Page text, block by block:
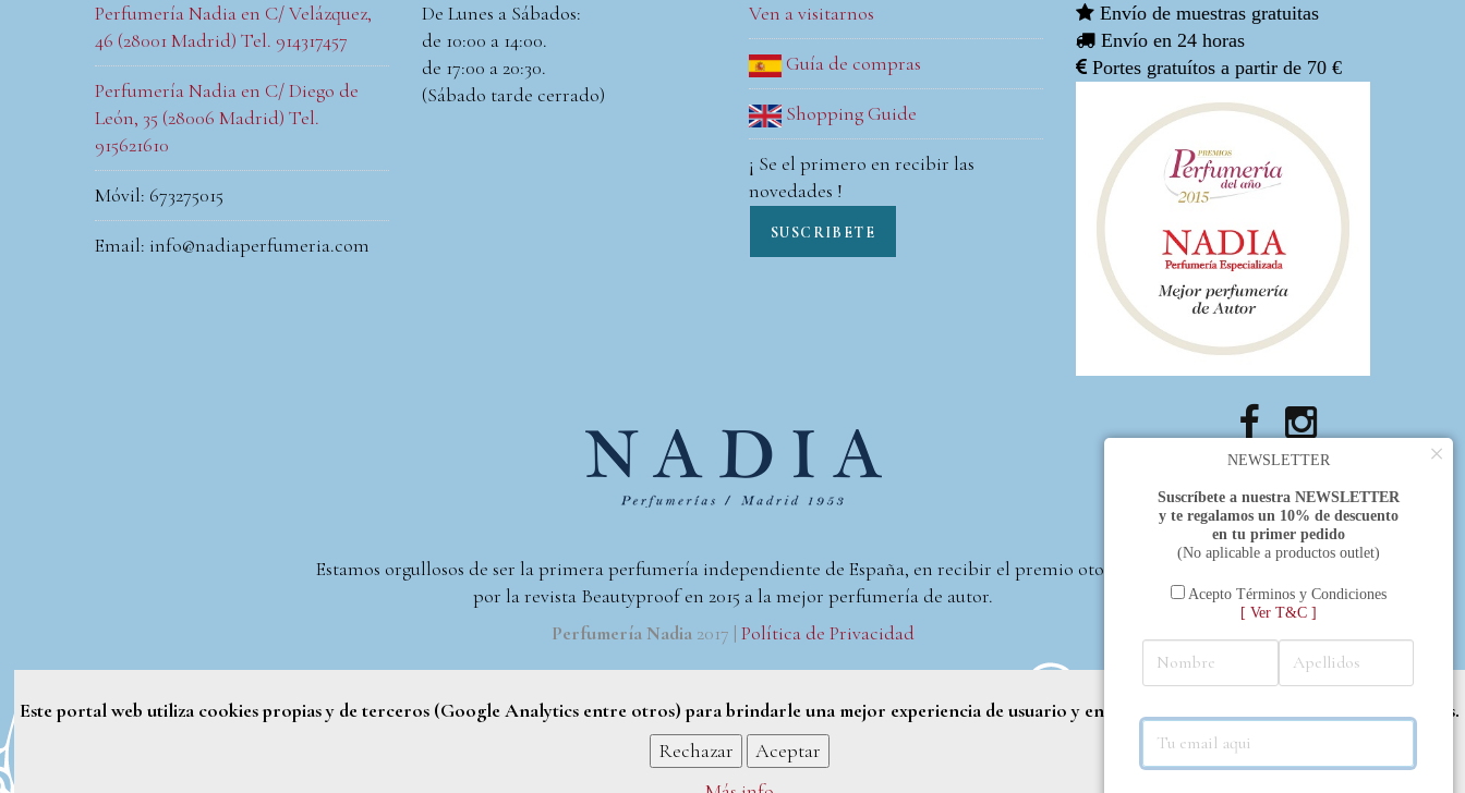
De Lunes a Sábados:
de 10:00 a 14:00.
de 17:00 a 20:30.
(Sábado tarde cerrado)
Ven a visitarnos
Guía de compras
Shopping Guide
¡ Se el primero en recibir las
novedades !
SUSCRIBETE
Perfumería Nadia en C/ Velázquez,
46 (28001 Madrid) Tel. 914317457
Perfumería Nadia en C/ Diego de
León, 35 (28006 Madrid) Tel.
915621610
Móvil: 673275015
Email: info@nadiaperfumeria.com
Envío de muestras gratuitas
Envío en 24 horas
Portes gratuítos a partir de 70 €
Estamos orgullosos de ser la primera perfumería independiente de España, en recibir el premio otorgado
por la revista Beautyproof en 2015 a la mejor perfumería de autor.
Perfumería Nadia2017 | Política de Privacidad
Este portal web utiliza cookies propias y de terceros (Google Analytics entre otros) para brindarle una mejor experiencia de usuario y entregar contenido adaptado a sus necesidades.
Rechazar
Aceptar
×
NEWSLETTER
Suscríbete a nuestra NEWSLETTER
y te regalamos un 10% de descuento
en tu primer pedido
(No aplicable a productos outlet)
Acepto Términos y Condiciones
[ Ver T&C ]